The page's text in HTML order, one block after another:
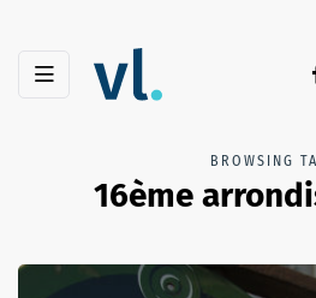
BROWSING
16ème